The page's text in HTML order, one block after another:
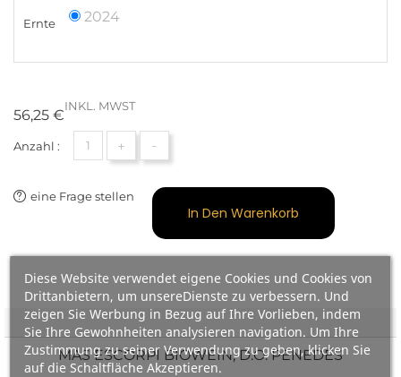
Diese Website verwendet eigene Cookies und Cookies von
Drittanbietern, um unsereDienste zu verbessern. Und
zeigen Sie Werbung in Bezug auf Ihre Vorlieben, indem
Sie Ihre Gewohnheiten analysieren navigation. Um Ihre
Zustimmung zu seiner Verwendung zu geben, klicken Sie
auf die Schaltfläche Akzeptieren.
Ernte 2024
56,25 €
INKL. MWST
Anzahl : + -
eine Frage stellen
In Den Warenkorb
MAS ESCORPÍ BIOWEIN, D.O. PENEDÉS